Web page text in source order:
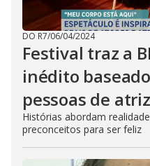
DO R7/06/04/2024
Festival traz a
inédito
pessoas de
Histórias abordam
preconceitos para ser feliz